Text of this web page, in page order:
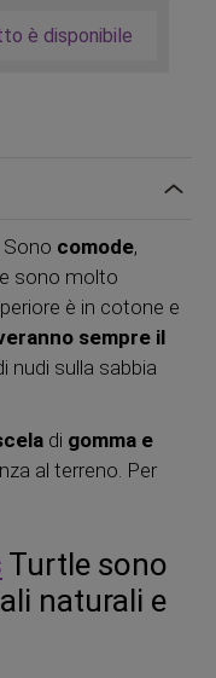
è disponibile
Sono comode,
e sono molto
è in cotone e
sempre il
nudi sulla sabbia
di gomma e
al terreno. Per
Turtle sono
naturali e